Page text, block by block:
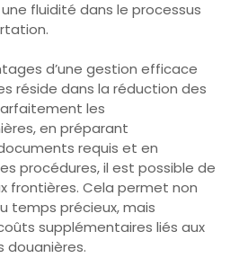
fluidité dans le processus
d’une gestion efficace
réside dans la réduction des
les
en préparant
requis et en
procédures, il est possible de
frontières. Cela permet non
temps précieux, mais
supplémentaires liés aux
douanières.